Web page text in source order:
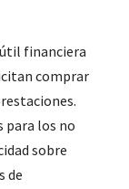
financiera
comprar
para los no
sobre
de